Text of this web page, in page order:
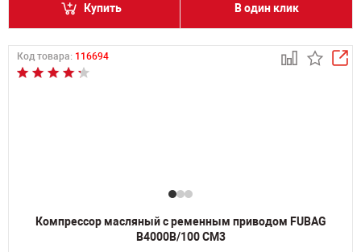
Купить В один клик
Код товара: 116694
Компрессор масляный с ременным приводом FUBAG
B4000B/100 СМ3